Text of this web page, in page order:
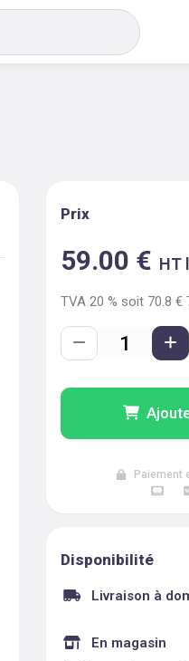
Prix
59.00 € HT
TVA20 % soit 70.8 €
Paiement
Disponibilité
Livraison à
En magasin